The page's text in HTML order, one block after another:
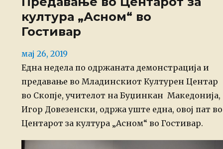
култура „Асном“ во
Гостивар
Posted
on
мај 26, 2019
Една недела по одржаната демонстрација и
предавање во Младинскиот Културен Центар
во Скопје, учителот на Буџинкан Македонија,
Игор Довезенски, одржа уште една, овој пат во
Центарот за култура „Асном“ во Гостивар.